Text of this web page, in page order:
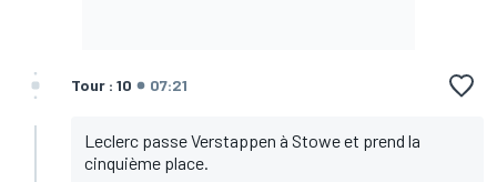
Tour : 10 07:21
Leclerc passe Verstappen à Stowe et prend la
cinquième place.